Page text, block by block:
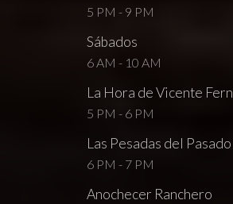
5 PM - 9 PM
Sábados
6 AM - 10 AM
La Hora de Vicente
5 PM - 6 PM
Las Pesadas del Pasado
6 PM - 7 PM
Anochecer Ranchero